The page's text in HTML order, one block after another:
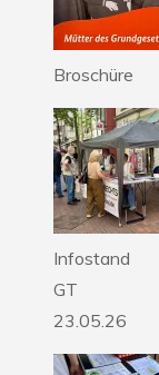
Broschüre
Infostand
GT
23.05.26